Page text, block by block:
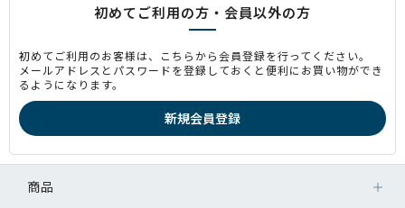
初めてご利用の方・会員以外の方
初めてご利用のお客様は、こちらから会員登録を行ってください。
メールアドレスとパスワードを登録しておくと便利にお買い物ができ
るようになります。
商品